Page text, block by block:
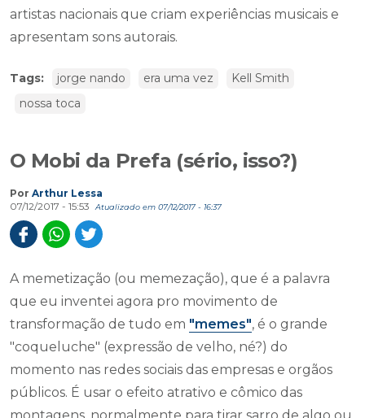
artistas nacionais que criam experiências musicais e
apresentam sons autorais.
Tags: jorge nando era uma vez
Kell Smith
nossa toca
O Mobi da Prefa (sério, isso?)
Por Arthur Lessa
07/12/2017 - 15:53
Atualizado em 07/12/2017 - 16:37
A memetização (ou memezação), que é a palavra
que eu inventei agora pro movimento de
transformação de tudo em "memes", é o grande
"coqueluche" (expressão de velho, né?) do
momento nas redes sociais das empresas e orgãos
públicos. É usar o efeito atrativo e cômico das